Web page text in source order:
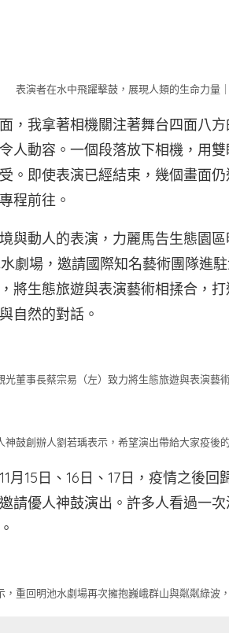
表演者在水中飛躍擊鼓，展現人類的生命力量
，我拿著相機關注著舞台四面八
人動容。一個段落放下相機，用
。即使表演已經結束，幾個畫面
程前往。
與動人的表演，力麗馬告生態園
劇場，邀請國際知名藝術團隊進
將生態旅遊與表演藝術相揉合，
自然的對話。
光董事長蔡宗易（左）致力將生態旅遊與表演藝
神鼓創辦人劉若瑀表示，希望演出帶給大家疫後
月15日、16日、17日，疫情之後
請優人神鼓演出。許多人看過一
，重回明池水劇場再次擁抱巍峨群山與粼粼綠波